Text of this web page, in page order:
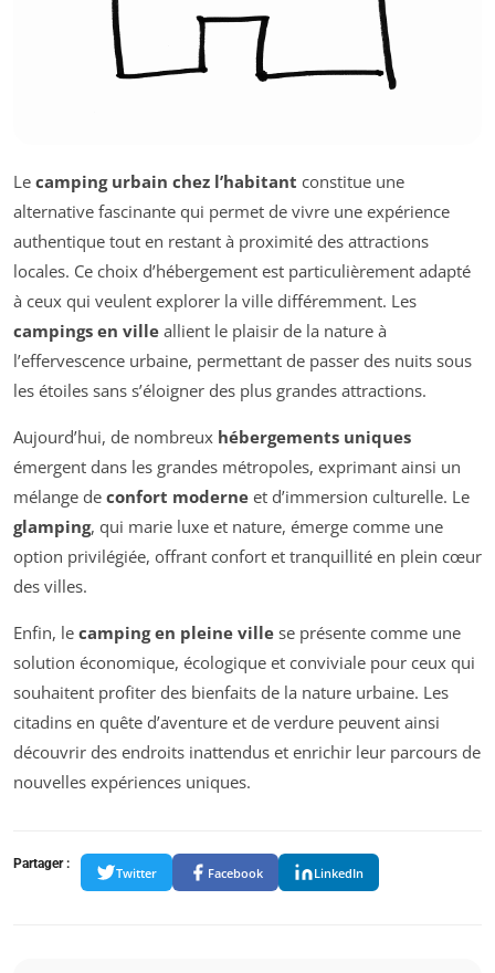
Le camping urbain chez l’habitant constitue une
alternative fascinante qui permet de vivre une expérience
authentique tout en restant à proximité des attractions
locales. Ce choix d’hébergement est particulièrement adapté
à ceux qui veulent explorer la ville différemment. Les
campings en ville allient le plaisir de la nature à
l’effervescence urbaine, permettant de passer des nuits sous
les étoiles sans s’éloigner des plus grandes attractions.
Aujourd’hui, de nombreux hébergements uniques
émergent dans les grandes métropoles, exprimant ainsi un
mélange de confort moderne et d’immersion culturelle. Le
glamping, qui marie luxe et nature, émerge comme une
option privilégiée, offrant confort et tranquillité en plein cœur
des villes.
Enfin, le camping en pleine ville se présente comme une
solution économique, écologique et conviviale pour ceux qui
souhaitent profiter des bienfaits de la nature urbaine. Les
citadins en quête d’aventure et de verdure peuvent ainsi
découvrir des endroits inattendus et enrichir leur parcours de
nouvelles expériences uniques.
Partager :
Twitter Facebook LinkedIn